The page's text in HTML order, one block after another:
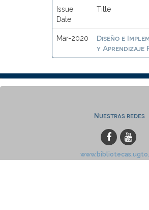
Issue
Date
Title
Mar-2020
Diseño e
y Aprendizaje
Nuestras redes